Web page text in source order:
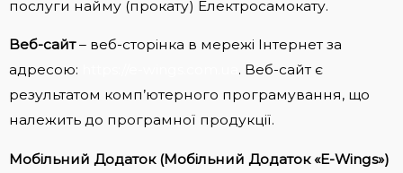
послуги найму (прокату) Електросамокату.
Веб-сайт– веб-сторінка в мережі Інтернет за
адресою:
. Веб-сайт є
результатом комп’ютерного програмування, що
належить до програмної продукції.
Мобільний Додаток (Мобільний Додаток «E-Wings»)